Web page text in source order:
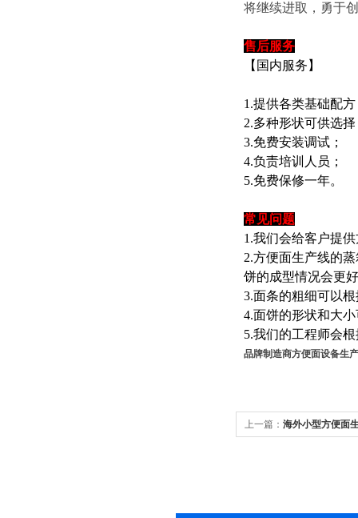
将继续进取，勇于
售后服务
【国内服务】
1.提供各类基础配
2.多种形状可供选
3.免费安装调试；
4.负责培训人员；
5.免费保修一年。
常见问题
1.我们会给客户提
2.方便面生产线的
饼的成型情况会更
3.面条的粗细可以
4.面饼的形状和大
5.我们的工程师会
品牌制造商方便面设备生
上一篇： 海外小型方便面